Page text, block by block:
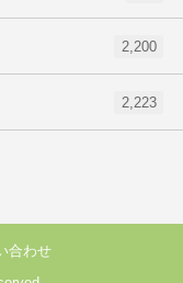
2,200
2,223
合わせ